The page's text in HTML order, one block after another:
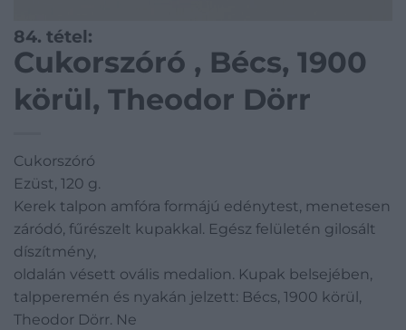
84. tétel:
Cukorszóró , Bécs, 1900
körül, Theodor Dörr
Cukorszóró
Ezüst, 120 g.
Kerek talpon amfóra formájú edénytest, menetesen
záródó, fűrészelt kupakkal. Egész felületén gilosált
díszítmény,
oldalán vésett ovális medalion. Kupak belsejében,
talpperemén és nyakán jelzett: Bécs, 1900 körül,
Theodor Dörr. Ne